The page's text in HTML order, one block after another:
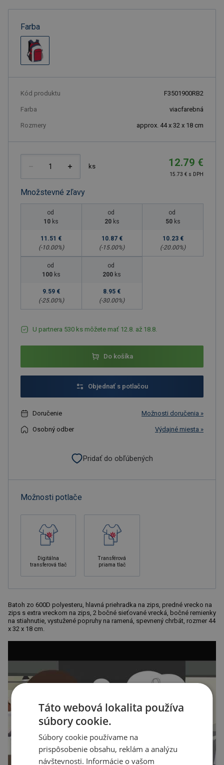
Farba
Kód produktu F3501900RB2
Farba viacfarebná
Rozmery approx. 44 x 32 x 18 cm
ks 12.79 €
15.73 € s DPH
Množstevné zľavy
od
10 ks
11.51 €
(-10.00%)
od
20 ks
10.87 €
(-15.00%)
od
50 ks
10.23 €
(-20.00%)
od
100 ks
9.59 €
(-25.00%)
od
200 ks
8.95 €
(-30.00%)
U partnera 530 ks môžete mať 12.8. až 18.8.
Do košíka
Objednať s potlačou
Doručenie Možnosti doručenia »
Osobný odber Výdajné miesta »
Pridať do obľúbených
Možnosti potlače
Digitálna
transferová tlač
Transférová
priama tlač
Batoh zo 600D polyesteru, hlavná priehradka na zips, predné vrecko na
zips s extra vreckom na zips, 2 bočné sieťované vrecká, bočné remienky
na stiahnutie, vystužené popruhy na ramená, spevnený chrbát, rozmer 44
x 32 x 18 cm.
Táto webová lokalita používa
súbory cookie.
Súbory cookie používame na
prispôsobenie obsahu, reklám a analýzu
návštevnosti. Informácie o vašom